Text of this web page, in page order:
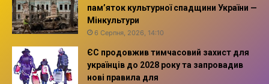
пам’яток культурної спадщини України —
Мінкультури
6 Серпня, 2026, 14:10
ЄС продовжив тимчасовий захист для
українців до 2028 року та запровадив
нові правила для